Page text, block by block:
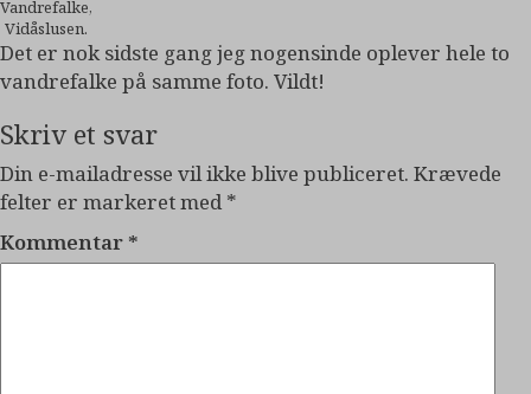
Vandrefalke,
Vidåslusen.
Det er nok sidste gang jeg nogensinde oplever hele to
vandrefalke på samme foto. Vildt!
Skriv et svar
Din e-mailadresse vil ikke blive publiceret. Krævede
felter er markeret med *
Kommentar *